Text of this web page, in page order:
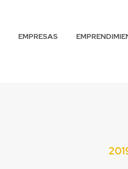
EMPRESAS